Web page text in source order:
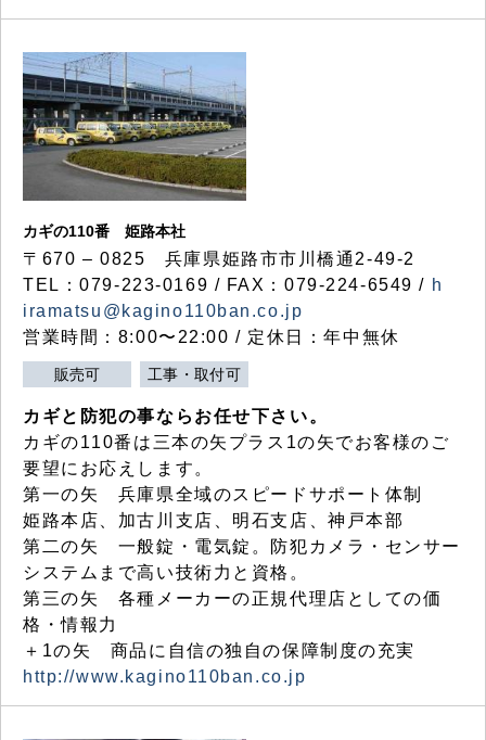
カギの110番 姫路本社
〒670 – 0825 兵庫県姫路市市川橋通2-49-2
TEL：079-223-0169 / FAX：079-224-6549 / h
iramatsu@kagino110ban.co.jp
営業時間：8:00〜22:00 / 定休日：年中無休
販売可 工事・取付可
カギと防犯の事ならお任せ下さい。
カギの110番は三本の矢プラス1の矢でお客様のご
要望にお応えします。
第一の矢 兵庫県全域のスピードサポート体制
姫路本店、加古川支店、明石支店、神戸本部
第二の矢 一般錠・電気錠。防犯カメラ・センサー
システムまで高い技術力と資格。
第三の矢 各種メーカーの正規代理店としての価
格・情報力
＋1の矢 商品に自信の独自の保障制度の充実
http://www.kagino110ban.co.jp